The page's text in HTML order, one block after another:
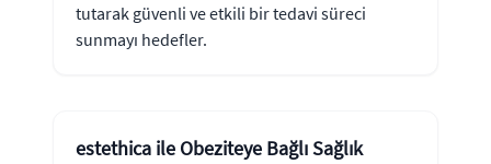
tutarak güvenli ve etkili bir tedavi süreci
sunmayı hedefler.
estethica ile Obeziteye Bağlı Sağlık